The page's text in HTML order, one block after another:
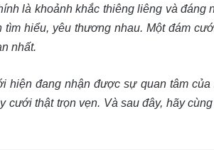
là khoảnh khắc thiêng liêng và
hiểu, yêu thương nhau. Một đám
nhất.
hiện đang nhận được sự quan tâm
cưới thật trọn vẹn. Và sau đây, hãy cùng